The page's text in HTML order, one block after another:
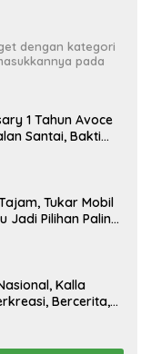
dengan kategori
pada
1 Tahun Avoce
Santai, Bakti
Tukar Mobil
Jadi Pilihan Paling
Kalla
Bercerita,